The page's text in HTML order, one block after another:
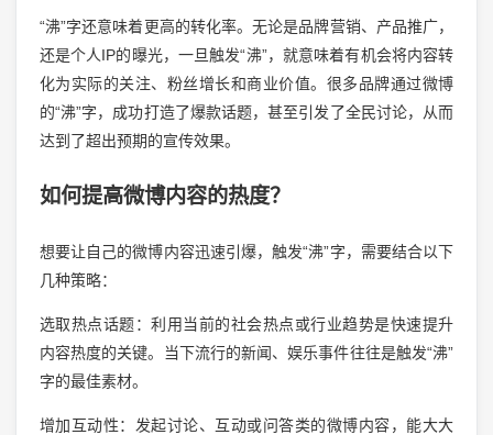
“沸”字还意味着更高的转化率。无论是品牌营销、产品推广，
还是个人IP的曝光，一旦触发“沸”，就意味着有机会将内容转
化为实际的关注、粉丝增长和商业价值。很多品牌通过微博
的“沸”字，成功打造了爆款话题，甚至引发了全民讨论，从而
达到了超出预期的宣传效果。
如何提高微博内容的热度？
想要让自己的微博内容迅速引爆，触发“沸”字，需要结合以下
几种策略：
选取热点话题：利用当前的社会热点或行业趋势是快速提升
内容热度的关键。当下流行的新闻、娱乐事件往往是触发“沸”
字的最佳素材。
增加互动性：发起讨论、互动或问答类的微博内容，能大大